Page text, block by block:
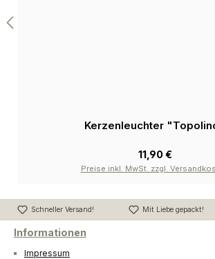
Kerzenleuchter
11,90 €
Preise inkl. MwSt. zzgl.
Schneller Versand! Mit Liebe gepackt!
Informationen
Impressum